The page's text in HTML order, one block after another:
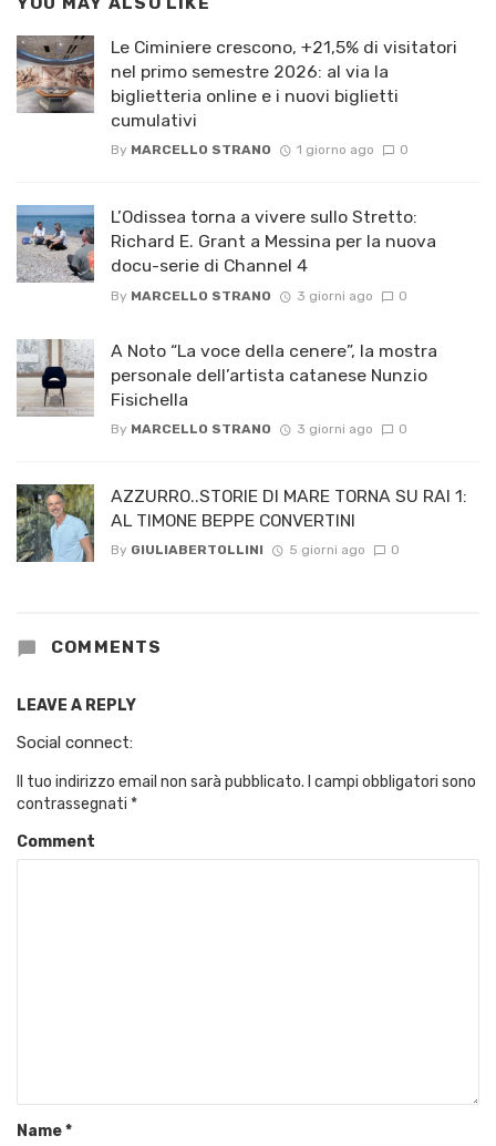
Le Ciminiere crescono, +21,5% di visitatori
nel primo semestre 2026: al via la
biglietteria online e i nuovi biglietti
cumulativi
By MARCELLO STRANO 1 giorno ago 0
L’Odissea torna a vivere sullo Stretto:
Richard E. Grant a Messina per la nuova
docu-serie di Channel 4
By MARCELLO STRANO 3 giorni ago 0
A Noto “La voce della cenere”, la mostra
personale dell’artista catanese Nunzio
Fisichella
By MARCELLO STRANO 3 giorni ago 0
AZZURRO..STORIE DI MARE TORNA SU RAI 1:
AL TIMONE BEPPE CONVERTINI
By GIULIABERTOLLINI 5 giorni ago 0
COMMENTS
LEAVE A REPLY
Social connect:
Il tuo indirizzo email non sarà pubblicato. I campi obbligatori sono
contrassegnati *
Comment
Name*